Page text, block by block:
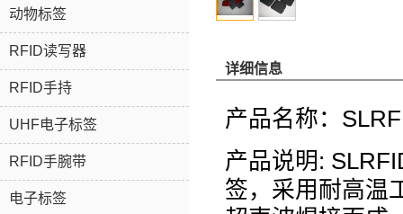
动物标签
RFID读写器
RFID手持
UHF电子标签
RFID手腕带
电子标签
详细信息
产品名称：
产品说明:
签，采用耐高温